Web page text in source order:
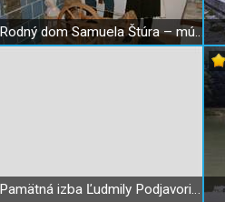
Rodný dom Samuela Štúra – múzeum Lubina
Pamätná izba Ľudmily Podjavorinskej v Bzinciach pod Javorinou